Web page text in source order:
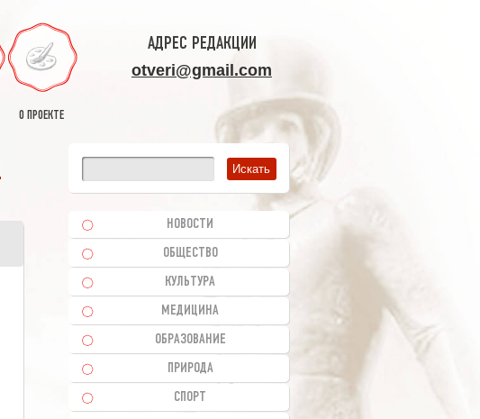
О ПРОЕКТЕ
АДРЕС РЕДАКЦИИ
otveri@gmail.com
НОВОСТИ
ОБЩЕСТВО
КУЛЬТУРА
МЕДИЦИНА
ОБРАЗОВАНИЕ
ПРИРОДА
СПОРТ